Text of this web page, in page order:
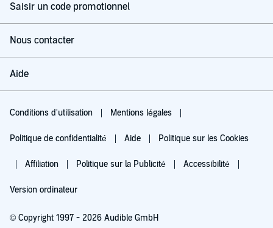
Saisir un code promotionnel
Nous contacter
Aide
Conditions d'utilisation Mentions légales
Politique de confidentialité Aide Politique sur les Cookies
Affiliation Politique sur la Publicité Accessibilité
Version ordinateur
© Copyright 1997 - 2026 Audible GmbH